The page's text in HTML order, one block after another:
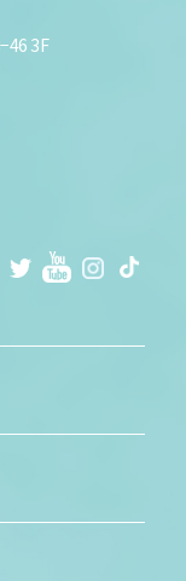
3F
facebookTwitterYoutube